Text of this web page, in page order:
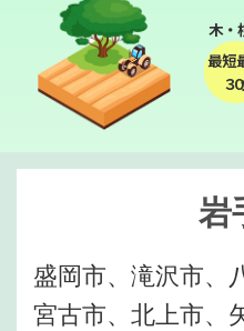
木・
最短
３
岩
盛岡市、滝沢市、
宮古市、北上市、